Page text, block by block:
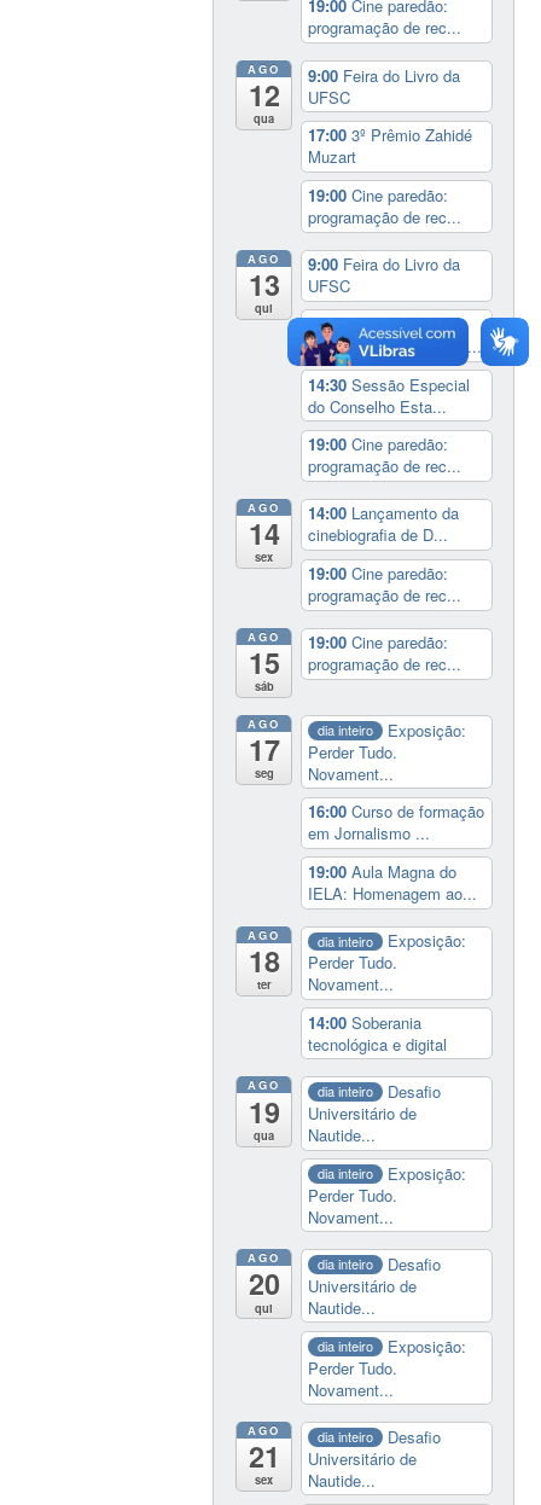
19:00Cine paredão:
programação de rec...
AGO
12
qua
9:00 Feira do Livro da
UFSC
17:003º Prêmio Zahidé
Muzart
19:00Cine paredão:
programação de rec...
AGO
13
qui
9:00 Feira do Livro da
UFSC
14:00Seminário
Internacional ‘Ninguém...
14:30Sessão Especial
do Conselho Esta...
19:00Cine paredão:
programação de rec...
AGO
14
sex
14:00 Lançamento da
cinebiografia de D...
19:00Cine paredão:
programação de rec...
AGO
15
sáb
19:00Cine paredão:
programação de rec...
AGO
17
seg
dia inteiro
Exposição:
Perder Tudo.
Novament...
16:00Curso de formação
em Jornalismo ...
19:00Aula Magna do
IELA: Homenagem ao...
AGO
18
ter
dia inteiro
Exposição:
Perder Tudo.
Novament...
14:00Soberania
tecnológica e digital
AGO
19
qua
dia inteiro
Desafio
Universitário de
Nautide...
dia inteiro
Exposição:
Perder Tudo.
Novament...
AGO
20
qui
dia inteiro
Desafio
Universitário de
Nautide...
dia inteiro
Exposição:
Perder Tudo.
Novament...
AGO
21
sex
dia inteiro
Desafio
Universitário de
Nautide...